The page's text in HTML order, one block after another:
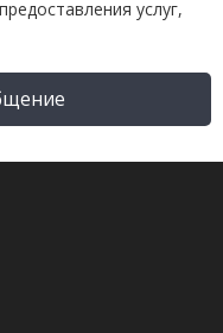
услуг,